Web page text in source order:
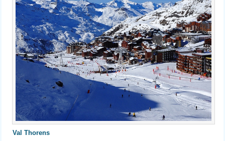
Val Thorens